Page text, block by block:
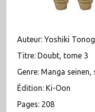
Auteur: Yoshiki
Titre: Doubt, tome 3
Genre: Manga seinen,
Édition: Ki-Oon
Pages: 208